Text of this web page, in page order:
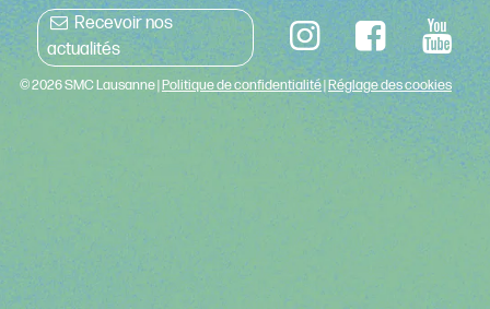
Recevoir nos
actualités
© 2026 SMC Lausanne |Politique de confidentialité|Réglage des cookies